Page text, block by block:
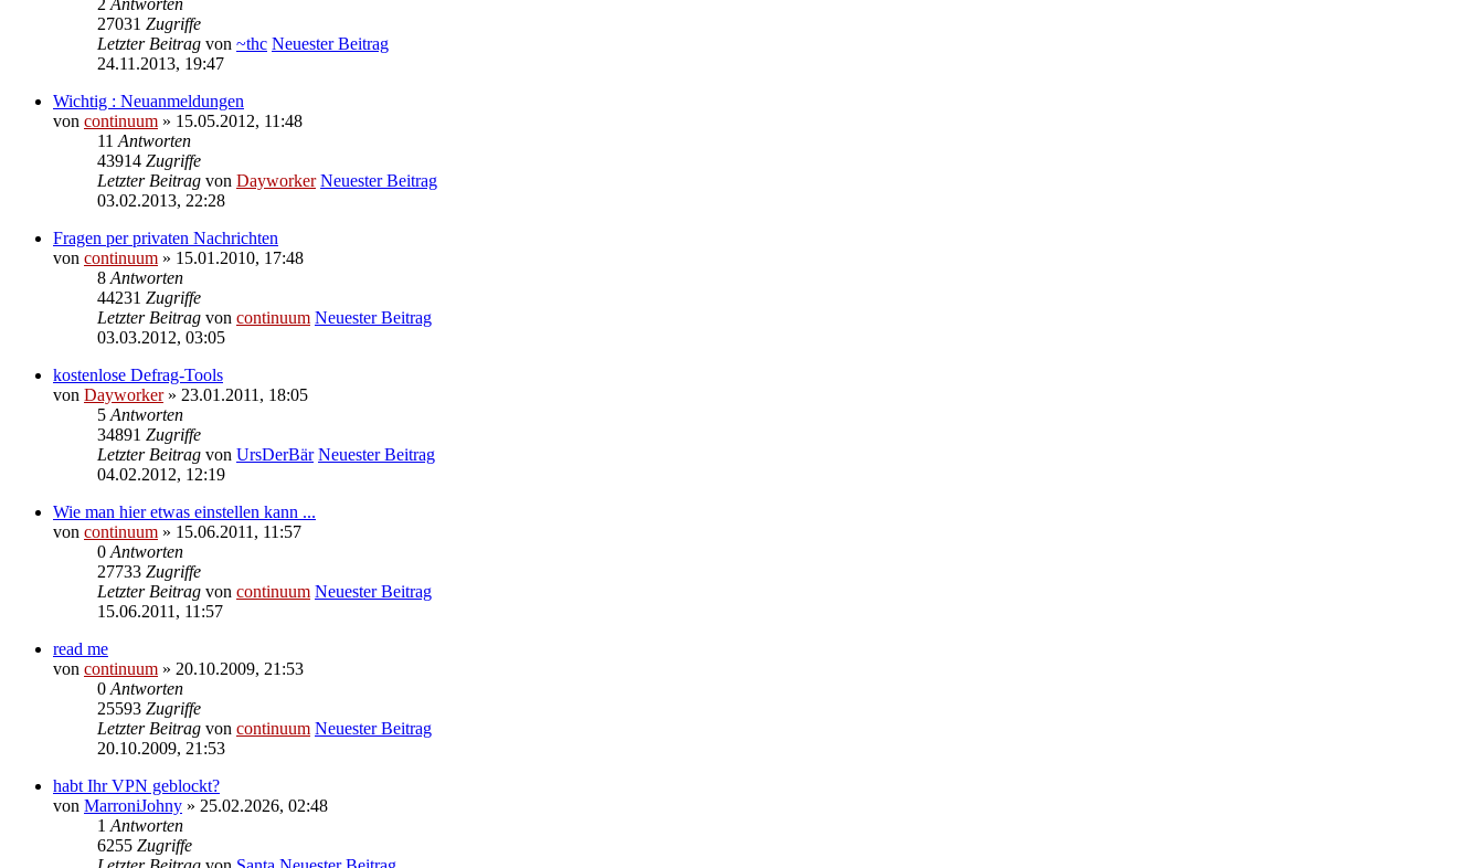
2 Antworten
27031 Zugriffe
Letzter Beitrag von ~thc Neuester Beitrag
24.11.2013, 19:47
Wichtig : Neuanmeldungen
von continuum » 15.05.2012, 11:48
11 Antworten
43914 Zugriffe
Letzter Beitrag von Dayworker Neuester Beitrag
03.02.2013, 22:28
Fragen per privaten Nachrichten
von continuum » 15.01.2010, 17:48
8 Antworten
44231 Zugriffe
Letzter Beitrag von continuum Neuester Beitrag
03.03.2012, 03:05
kostenlose Defrag-Tools
von Dayworker» 23.01.2011, 18:05
5 Antworten
34891 Zugriffe
Letzter Beitrag von UrsDerBär Neuester Beitrag
04.02.2012, 12:19
Wie man hier etwas einstellen kann ...
von continuum » 15.06.2011, 11:57
0 Antworten
27733 Zugriffe
Letzter Beitrag von continuum Neuester Beitrag
15.06.2011, 11:57
read me
von continuum » 20.10.2009, 21:53
0 Antworten
25593 Zugriffe
Letzter Beitrag von continuum Neuester Beitrag
20.10.2009, 21:53
habt Ihr VPN geblockt?
von MarroniJohny » 25.02.2026, 02:48
1 Antworten
6255 Zugriffe